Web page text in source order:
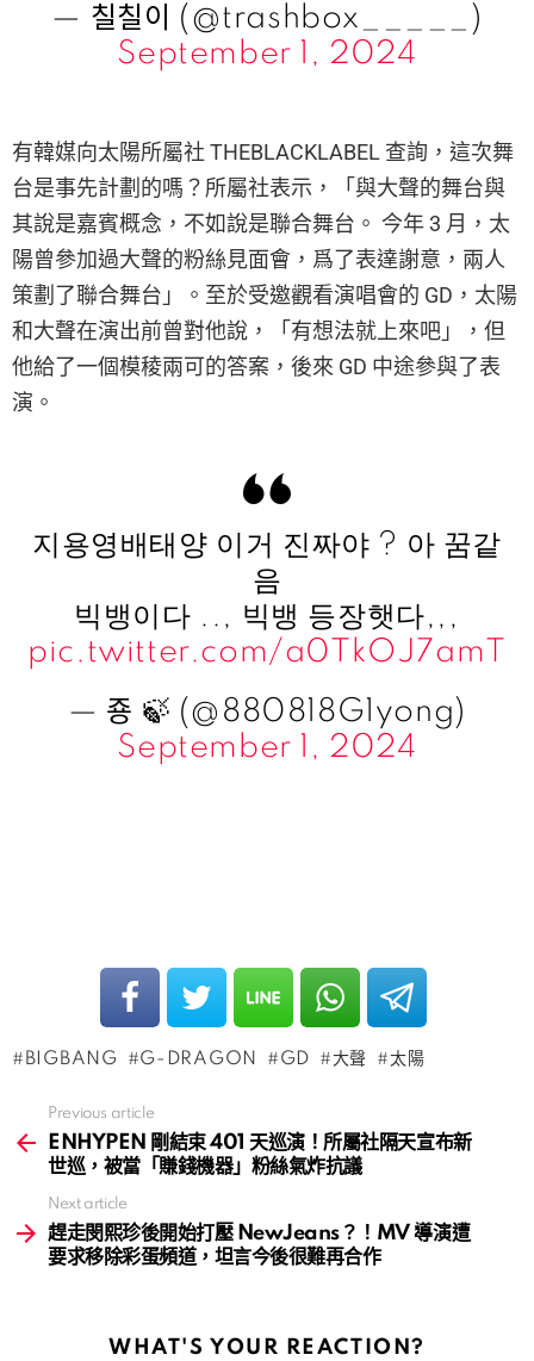
— 칠칠이 (@trashbox_____)
September 1, 2024
有韓媒向太陽所屬社 THEBLACKLABEL 查詢，這次舞
台是事先計劃的嗎？所屬社表示，「與大聲的舞台與
其說是嘉賓概念，不如說是聯合舞台。 今年 3 月，太
陽曾參加過大聲的粉絲見面會，爲了表達謝意，兩人
策劃了聯合舞台」。至於受邀觀看演唱會的 GD，太陽
和大聲在演出前曾對他說，「有想法就上來吧」，但
他給了一個模稜兩可的答案，後來 GD 中途參與了表
演。
지용영배태양 이거 진짜야 ? 아 꿈같
음
빅뱅이다 .., 빅뱅 등장햇다,,,
pic.twitter.com/a0TkOJ7amT
— 죵 🍃 (@880818G1yong)
September 1, 2024
BIGBANG G-DRAGON GD 大聲 太陽
more
Previous article
ENHYPEN 剛結束 401 天巡演！所屬社隔天宣布新
世巡，被當「賺錢機器」粉絲氣炸抗議
Next article
趕走閔熙珍後開始打壓 NewJeans？！MV 導演遭
要求移除彩蛋頻道，坦言今後很難再合作
WHAT'S YOUR REACTION?